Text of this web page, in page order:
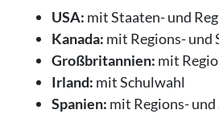
USA: mit Staaten- und
Kanada: mit Regions- und
Großbritannien: mit
Irland: mit Schulwahl
Spanien: mit Regions-